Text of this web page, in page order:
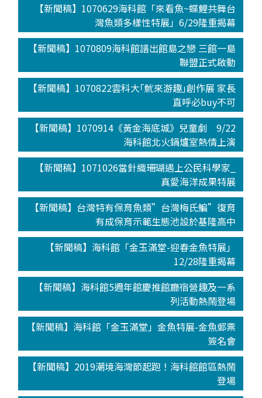
【新聞稿】1070629海科館「來看魚~蝶鯉共舞台
灣魚類多樣性特展」6/29隆重揭幕
【新聞稿】1070809海科館譜出館島之戀 三館一島
聯盟正式啟動
【新聞稿】1070822雲科大｢魷來游趣｣創作展 家長
直呼必buy不可
【新聞稿】1070914《黃金海底城》兒童劇 9/22
海科館北火鍋爐室熱情上演
【新聞稿】1071026當針織珊瑚遇上公民科學家_
真愛海洋成果特展
【新聞稿】台灣特有保育魚類”台灣梅氏鯿”復育
有成保育示範生態池設於基隆高中
【新聞稿】海科館「金玉滿堂-迎春金魚特展」
12/28隆重揭幕
【新聞稿】海科館5週年館慶推館廳宿營趣及一系
列活動熱鬧登場
【新聞稿】海科館「金玉滿堂」金魚特展-金魚郵票
簽名會
【新聞稿】2019潮境海灣節起跑！海科館館區熱鬧
登場